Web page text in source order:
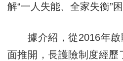
解“一人失能、全家失衡”困
據介紹，從2016年啟
面推開，長護險制度經